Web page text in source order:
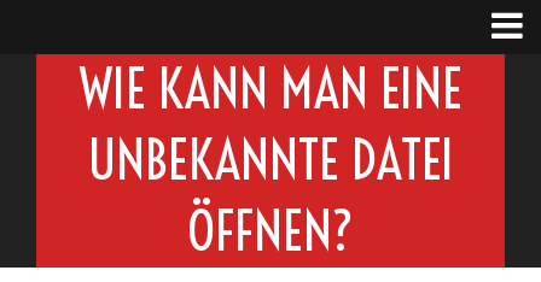
WIE KANN MAN EINE
UNBEKANNTE DATEI
ÖFFNEN?